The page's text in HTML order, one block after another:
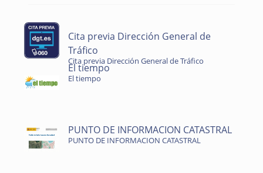
Cita previa Dirección General de
Tráfico
Cita previa Dirección General de Tráfico
El tiempo
El tiempo
PUNTO DE INFORMACION CATASTRAL
PUNTO DE INFORMACION CATASTRAL